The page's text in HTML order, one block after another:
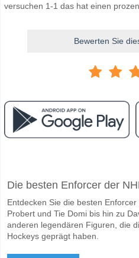
versuchen 1-1 das hat einen
Bewerten Sie
Das Spiel zwischen Mushuc Runa v
Wer ist das Lieblingsteam,
Ein Unentschieden im Spiel hat
Die besten Enforcer der
Entdecken Sie die besten
Probert und Tie Domi bis hin zu
anderen legendären Figuren, die
Hockeys geprägt haben.